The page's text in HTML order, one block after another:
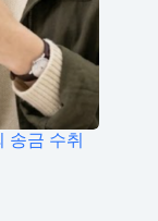
송금 수취